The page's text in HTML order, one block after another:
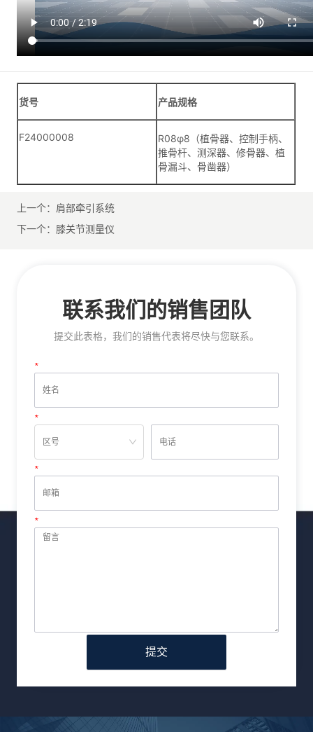
上一个： 肩部牵引系统
下一个： 膝关节测量仪
联系我们的销售团队
提交此表格，我们的销售代表将尽快与您联系。
*姓名
*电话
*邮箱
*留言
提交